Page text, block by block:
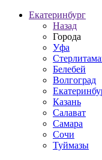
Екатеринбург
Назад
Города
Уфа
Белебей
Волгоград
Казань
Салават
Самара
Сочи
Туймазы